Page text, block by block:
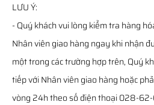
LƯU Ý:
- Quý khách vui lòng kiểm tra hàng
Nhân viên giao hàng ngay khi nhận
một trong các trường hợp trên, Quý
tiếp với Nhân viên giao hàng hoặc
vòng 24h theo số điện thoại 028-